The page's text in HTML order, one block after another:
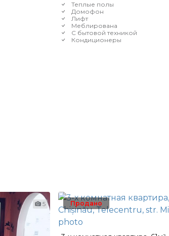
Теплые полы
Домофон
Лифт
Меблирована
С бытовой техникой
Кондиционеры
5 Продано